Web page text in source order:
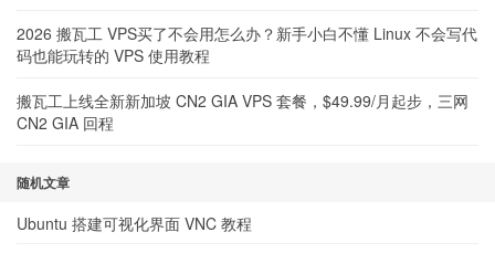
2026 搬瓦工 VPS买了不会用怎么办？新手小白不懂 Linux 不会写代
码也能玩转的 VPS 使用教程
搬瓦工上线全新新加坡 CN2 GIA VPS 套餐，$49.99/月起步，三网
CN2 GIA 回程
随机文章
Ubuntu 搭建可视化界面 VNC 教程